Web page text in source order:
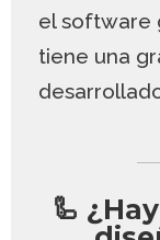
el software
tiene una
🦾